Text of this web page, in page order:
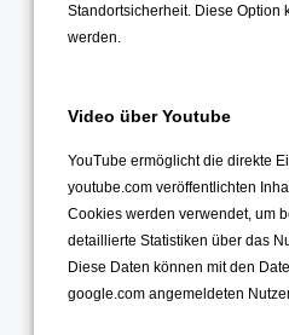
Juni 2021
März 2021
Februar 2021
Januar 2021
Dezember 2020
Standortsicherheit. Diese Option
werden.
Video über Youtube
YouTube ermöglicht die direkte
youtube.com veröffentlichten
Cookies werden verwendet, um
detaillierte Statistiken über das
Diese Daten können mit den
google.com angemeldeten